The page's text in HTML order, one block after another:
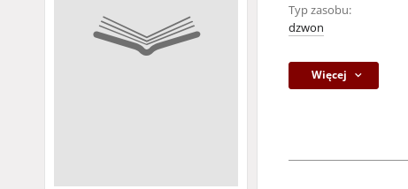
Typ zasobu:
dzwon
Więcej